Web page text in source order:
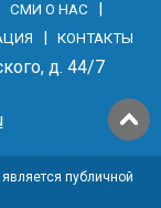
СМИ О НАС
КОНТАКТЫ
д. 44/7
публичной